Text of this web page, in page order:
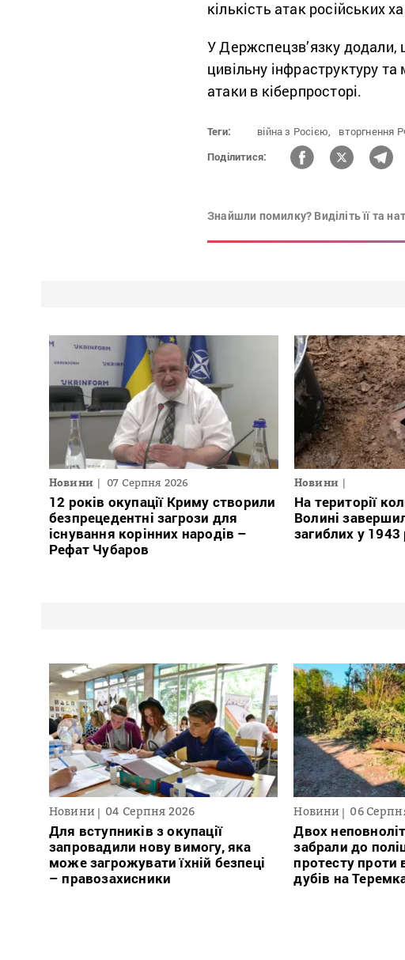
кількість атак російських
У Держспецзв’язку додали,
цивільну інфраструктуру
атаки в кіберпросторі.
Теги: війна з Росією, вторгнення
Поділитися:
Знайшли помилку? Виділіть її та
Новини 07 Серпня 2026
12 років окупації Криму створили
безпрецедентні загрози для
існування корінних народів –
Рефат Чубаров
Новини
На території
Волині
загиблих у 1943
Новини 04 Серпня 2026
Для вступників з окупації
запровадили нову вимогу, яка
може загрожувати їхній безпеці
– правозахисники
Новини 06
Двох
забрали до
протесту проти
дубів на